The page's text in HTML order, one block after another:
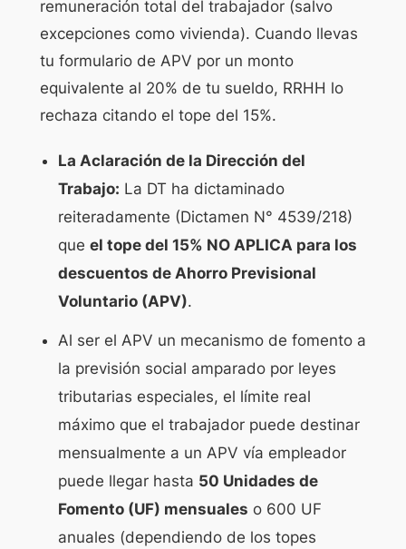
remuneración total del trabajador (salvo
excepciones como vivienda). Cuando llevas
tu formulario de APV por un monto
equivalente al 20% de tu sueldo, RRHH lo
rechaza citando el tope del 15%.
La Aclaración de la Dirección del
Trabajo: La DT ha dictaminado
reiteradamente (Dictamen N° 4539/218)
que el tope del 15% NO APLICA para los
descuentos de Ahorro Previsional
Voluntario (APV).
Al ser el APV un mecanismo de fomento a
la previsión social amparado por leyes
tributarias especiales, el límite real
máximo que el trabajador puede destinar
mensualmente a un APV vía empleador
puede llegar hasta 50 Unidades de
Fomento (UF) mensuales o 600 UF
anuales (dependiendo de los topes